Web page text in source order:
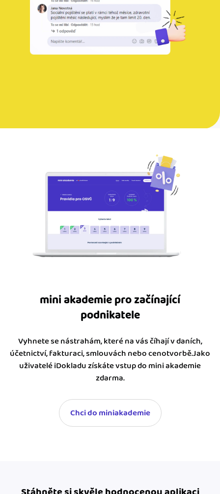
mini akademie pro začínající
podnikatele
Vyhnete se nástrahám, které na vás číhají v daních,
účetnictví, fakturaci, smlouvách nebo cenotvorbě.Jako
uživatelé iDokladu získáte vstup do mini akademie
zdarma.
Chci do miniakademie